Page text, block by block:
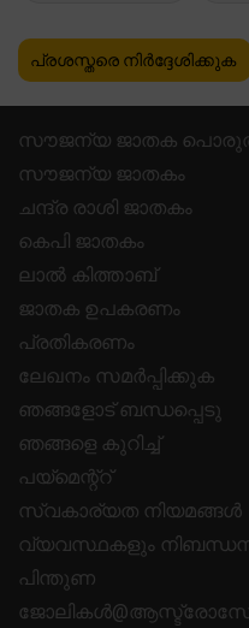
പ്രശസ്തരെ നിർദ്ദേശിക്കുക
സൗജന്യ ജാതക
സൗജന്യ ജാതകം
ചന്ദ്ര രാശി ജാതകം
കെപി ജാതകം
ലാൽ കിത്താബ്
ജാതക ഉപകരണം
പ്രതികരണം
ലേഖനം സമർപ്പിക്കുക
ഞങ്ങളോട് ബന്ധപ്പെടു
ഞങ്ങളെ കുറിച്ച്
പയ്മെന്റ്റ്
സ്വകാര്യത നിയമങ്ങൾ
വ്യവസ്ഥകളും
പിന്തുണ